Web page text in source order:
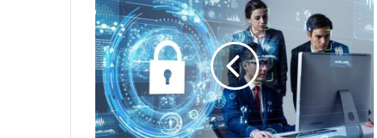
y
Confianza
Digital:
nace
una
asociación